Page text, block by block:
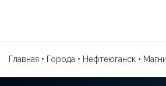
Главная • Города • Нефтеюганск •